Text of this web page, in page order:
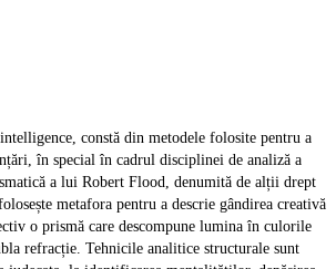
constă din metodele folosite pentru a
în special în cadrul disciplinei de analiză a
a lui Robert Flood, denumită de alții drept
metafora pentru a descrie gândirea creativă
o prismă care descompune lumina în culorile
refracție. Tehnicile analitice structurale sunt